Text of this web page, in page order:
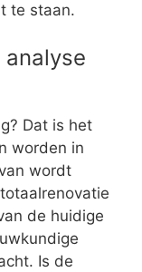
te staan.
Dat is het
worden in
wordt
de huidige
Is de